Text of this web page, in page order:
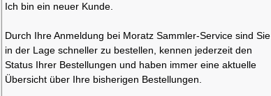
Ich bin ein neuer Kunde.
Durch Ihre Anmeldung bei Moratz Sammler-Service sind Sie
in der Lage schneller zu bestellen, kennen jederzeit den
Status Ihrer Bestellungen und haben immer eine aktuelle
Übersicht über Ihre bisherigen Bestellungen.